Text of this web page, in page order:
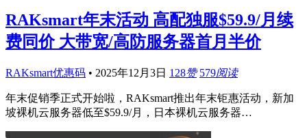
RAKsmart年末活动 高配独服$59.9/月续
费同价 大带宽/高防服务器首月半价
RAKsmart优惠码 • 2025年12月3日 128赞 579阅读
年末促销季正式开始啦，RAKsmart推出年末钜惠活动，新加
坡裸机云服务器低至$59.9/月，日本裸机云服务器…